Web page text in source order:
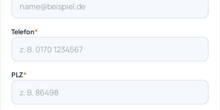
Telefon*
PLZ*